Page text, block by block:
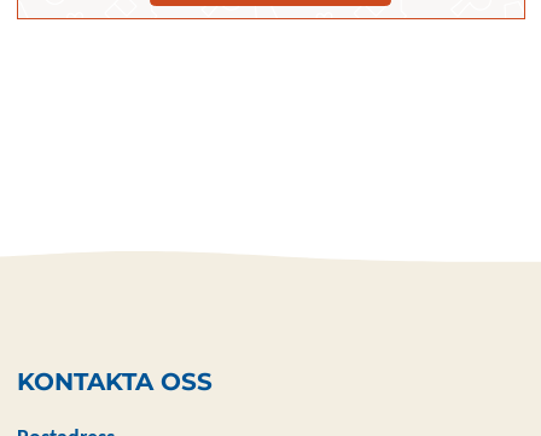
KONTAKTA OSS